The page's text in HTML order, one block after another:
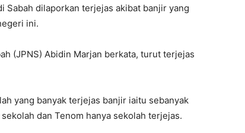
Sabah dilaporkan terjejas akibat banjir yang
ini.
(JPNS) Abidin Marjan berkata, turut terjejas
yang banyak terjejas banjir iaitu sebanyak
dan Tenom hanya sekolah terjejas.